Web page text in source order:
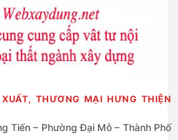
THƯƠNG MẠI HƯNG THIỆN
Tiến – Phường Đại Mỗ – Thành Phố